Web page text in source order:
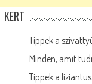
KERT
Tippek a
Minden, amit
Tippek a